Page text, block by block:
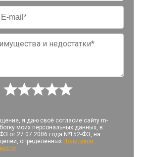
я даю своё согласие сайту m-
моих персональных данных, в
ФЗ от 27.07.2006 года №152-ФЗ, на
определенных Политикой